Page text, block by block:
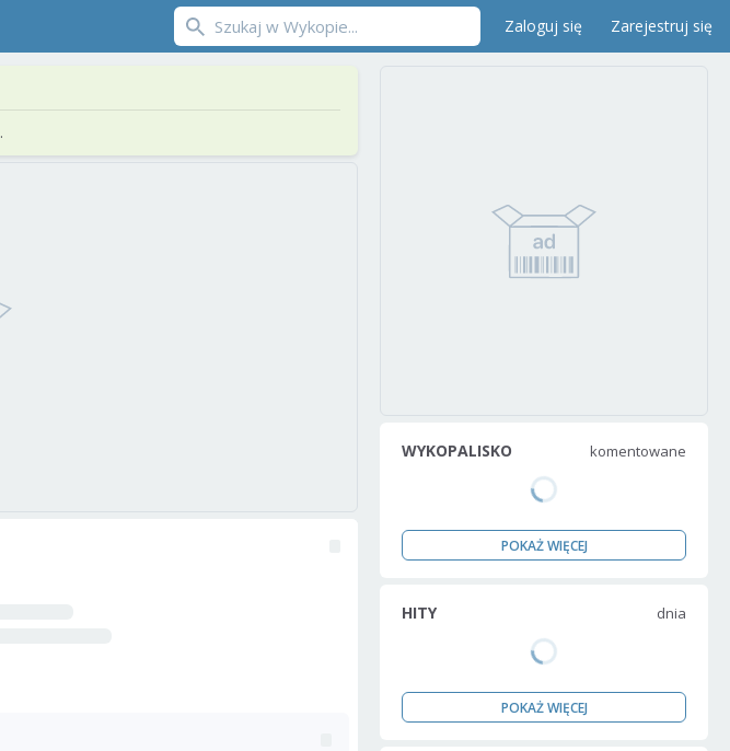
Zaloguj się Zarejestruj się
.
WYKOPALISKO komentowane
POKAŻ WIĘCEJ
HITY dnia
POKAŻ WIĘCEJ